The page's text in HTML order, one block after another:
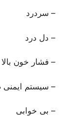
– سردرد
– دل درد
– فشار خون بالا
– سیستم
– بی خوابی